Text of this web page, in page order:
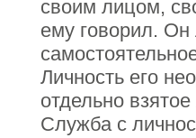
своим лицом,
ему говорил.
Личность его
отдельно
Служба с